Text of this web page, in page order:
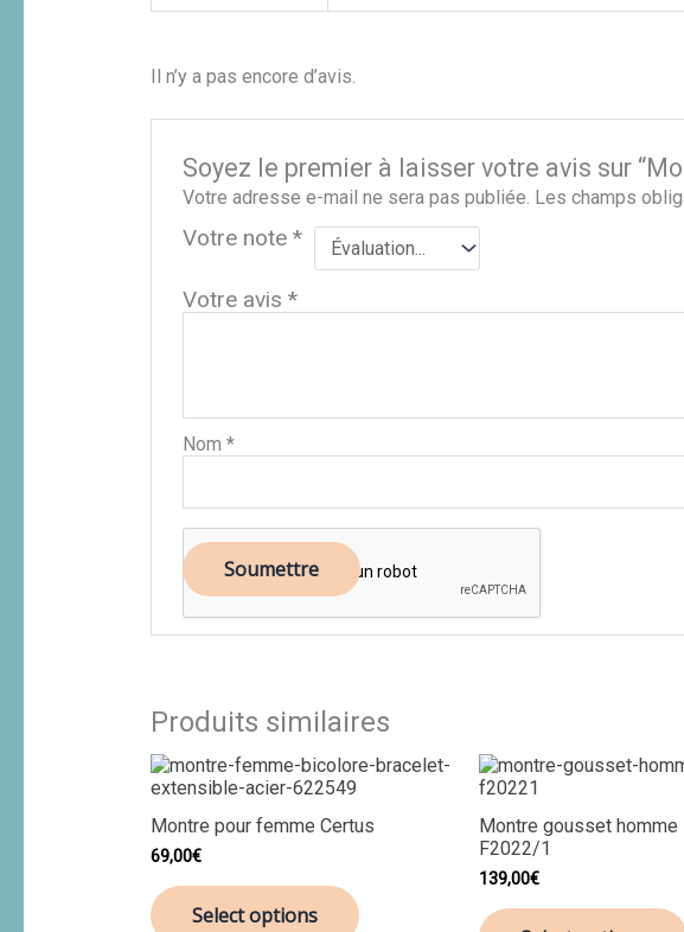
Il n’y a pas encore d’avis.
Soyez le premier à laisser votre avis sur
Votre adresse e-mail ne sera pas publiée. Les champs
Votre note*
Votre avis*
Nom*
Produits similaires
Montre pour femme Certus
69,00€
Select options
Montre gousset homme
F2022/1
139,00€